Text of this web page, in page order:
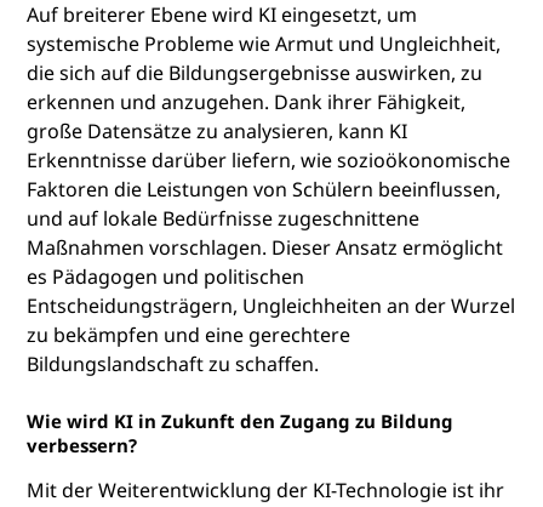
Auf breiterer Ebene wird KI eingesetzt, um
systemische Probleme wie Armut und Ungleichheit,
die sich auf die Bildungsergebnisse auswirken, zu
erkennen und anzugehen. Dank ihrer Fähigkeit,
große Datensätze zu analysieren, kann KI
Erkenntnisse darüber liefern, wie sozioökonomische
Faktoren die Leistungen von Schülern beeinflussen,
und auf lokale Bedürfnisse zugeschnittene
Maßnahmen vorschlagen. Dieser Ansatz ermöglicht
es Pädagogen und politischen
Entscheidungsträgern, Ungleichheiten an der Wurzel
zu bekämpfen und eine gerechtere
Bildungslandschaft zu schaffen.
Wie wird KI in Zukunft den Zugang zu Bildung
verbessern?
Mit der Weiterentwicklung der KI-Technologie ist ihr